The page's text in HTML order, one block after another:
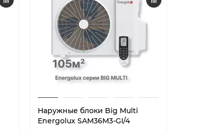
Наружные блоки Big Multi
Energolux SAM36M3-GI/4